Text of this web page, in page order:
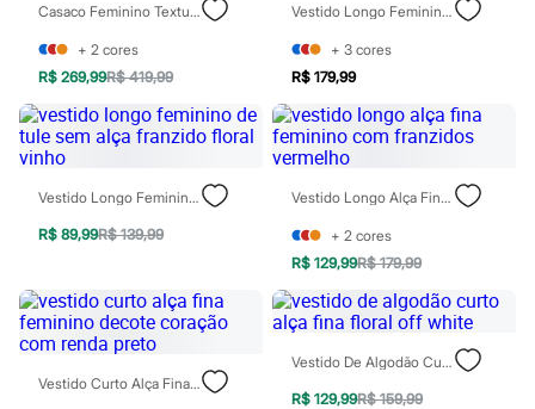
Casacos e Jaquetas
Jeans
Moda esportiva
Shorts e Saias
Vestidos
Masculino
Em alta
Dia dos Pais
Inverno
Novidades
Roupas
Calças
Camisetas e Regatas
Casacos e Jaquetas
Jeans
Polos
Casaco Feminino Texturizado Vinho
+ 2 cores
R$ 269,99R$ 419,99
Vestido Longo Feminino Franzido Alça Fina Vinho
+ 3 cores
R$ 179,99
Vestido Longo Feminino De Tule Sem Alça Franzido Floral Vinho
R$ 89,99R$ 139,99
Vestido Longo Alça Fina Feminino Com Franzidos Vermelho
+ 2 cores
R$ 129,99R$ 179,99
Vestido Curto Alça Fina Feminino Decote Coração Com Renda Preto
Vestido De Algodão Curto Alça Fina Floral Off White
R$ 129,99R$ 159,99